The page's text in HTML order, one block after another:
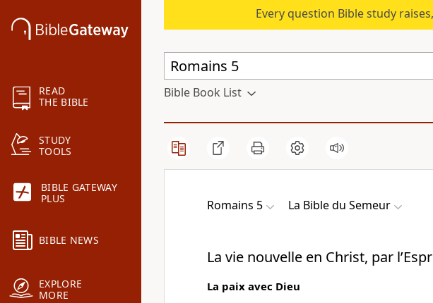
READ
THE BIBLE
STUDY
TOOLS
BIBLE GATEWAY
PLUS
BIBLE NEWS
EXPLORE
MORE
Every question Bible study
Bible Book List
Romains 5 La Bible du Semeur
La vie nouvelle en Christ, par
La paix avec Dieu